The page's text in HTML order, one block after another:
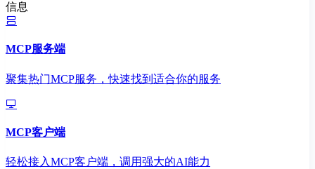
信息
MCP服务端
聚集热门MCP服务，快速找到适合你的服务
MCP客户端
轻松接入MCP客户端，调用强大的AI能力